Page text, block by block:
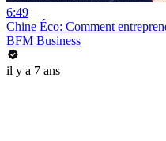
6:49
Chine Éco: Comment
BFM Business
il y a 7 ans